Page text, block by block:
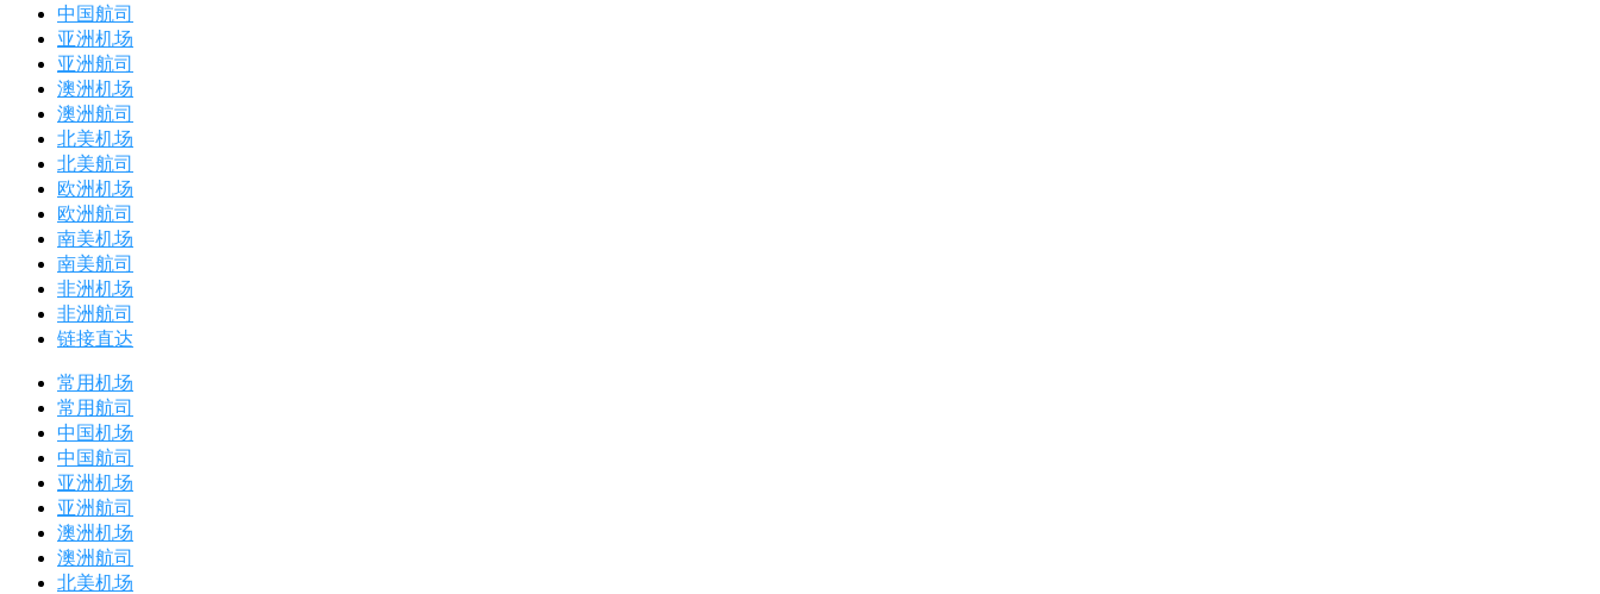
中国航司
亚洲机场
亚洲航司
澳洲机场
澳洲航司
北美机场
北美航司
欧洲机场
欧洲航司
南美机场
南美航司
非洲机场
非洲航司
链接直达
常用机场
常用航司
中国机场
中国航司
亚洲机场
亚洲航司
澳洲机场
澳洲航司
北美机场